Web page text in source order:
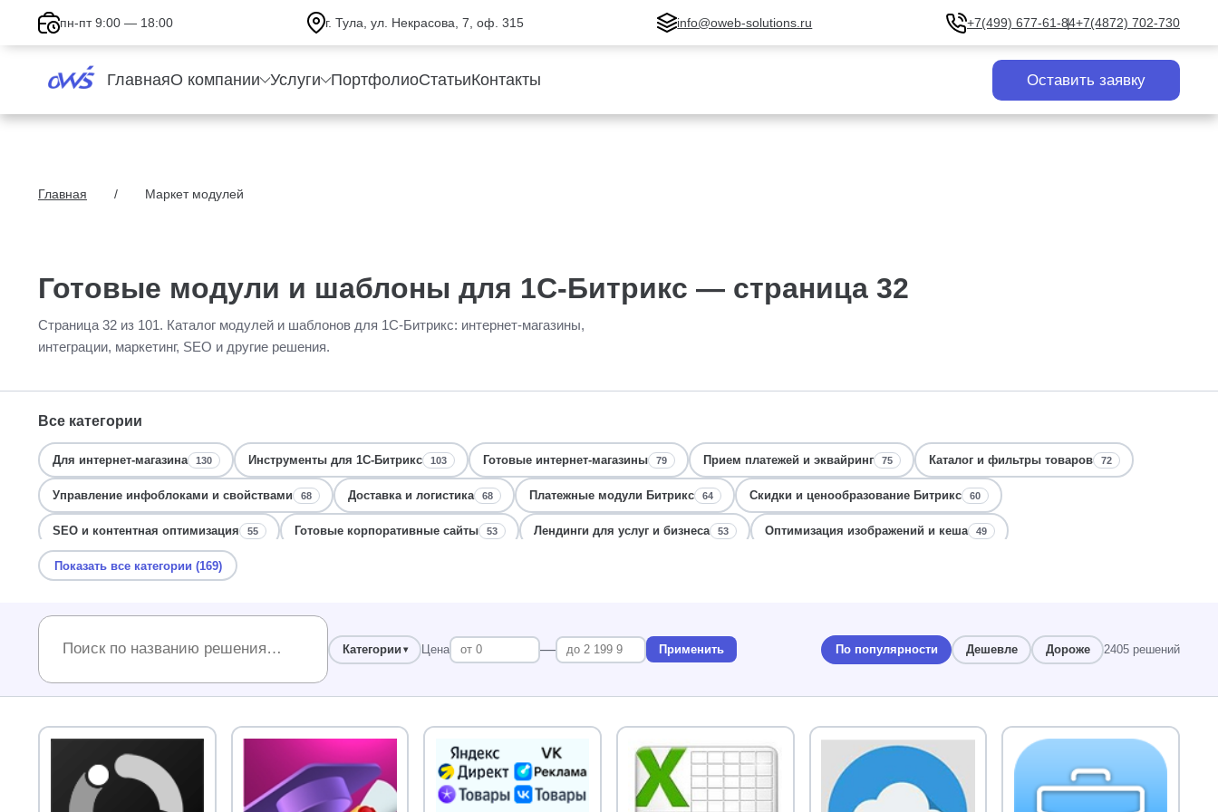
пн-пт 9:00 — 18:00 г. Тула, ул. Некрасова, 7, оф. 315 info@oweb-solutions.ru +7(499) 677-61-84+7(4872) 702-730
ГлавнаяО компании Услуги ПортфолиоСтатьиКонтакты Оставить заявку
Главная Маркет модулей
Готовые модули и шаблоны для 1С-Битрикс — страница 32
Страница 32 из 101. Каталог модулей и шаблонов для 1С-Битрикс: интернет-магазины,
интеграции, маркетинг, SEO и другие решения.
Все категории
Для интернет-магазина 130 Инструменты для 1С-Битрикс 103 Готовые интернет-магазины 79 Прием платежей и эквайринг 75 Каталог и фильтры товаров 72
Управление инфоблоками и свойствами 68 Доставка и логистика 68 Платежные модули Битрикс 64 Скидки и ценообразование Битрикс 60
SEO и контентная оптимизация 55 Готовые корпоративные сайты 53 Лендинги для услуг и бизнеса 53 Оптимизация изображений и кеша 49
Безопасность и защита данных
Мониторинг и аналитика 40 Интеграция с маркетплейсами и 1С 40 Лендинги и визитки 39
Дизайн и интерфейсы
Уведомления и рассылки Битрикс Мониторинг и отладка ошибок Корпоративные сайты с каталогом Сайты строительства и производства 33
Интеграция с 1С и Битрикс24 Мета-теги и SEO-оптимизация 32 Маркетинг, реклама Защита от спама и ботов 30 Авторизация, пользователи
Показать все категории (169)
Категории Цена — Применить По популярности Дешевле Дороже 2405 решений